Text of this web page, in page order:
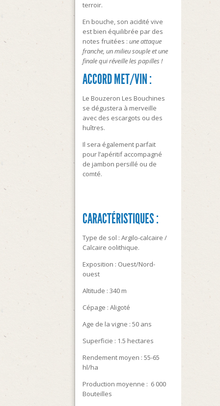
terroir.
En bouche, son acidité vive
est bien équilibrée par des
notes fruitées :une attaque
franche, un milieu souple et une
finale qui réveille les papilles !
ACCORD MET/VIN :
Le Bouzeron Les Bouchines
se dégustera à merveille
avec des escargots ou des
huîtres.
Il sera également parfait
pour l’apéritif accompagné
de jambon persillé ou de
comté.
CARACTÉRISTIQUES :
Type de sol : Argilo-calcaire /
Calcaire oolithique.
Exposition : Ouest/Nord-
ouest
Altitude : 340 m
Cépage : Aligoté
Age de la vigne : 50 ans
Superficie : 1.5 hectares
Rendement moyen : 55-65
hl/ha
Production moyenne : 6 000
Bouteilles